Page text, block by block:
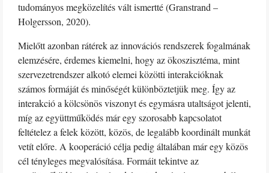
tudományos megközelítés vált ismertté (Granstrand –
Holgersson, 2020).
Mielőtt azonban rátérek az innovációs rendszerek fogalmának
elemzésére, érdemes kiemelni, hogy az ökoszisztéma, mint
szervezetrendszer alkotó elemei közötti interakcióknak
számos formáját és minőségét különböztetjük meg. Így az
interakció a kölcsönös viszonyt és egymásra utaltságot jelenti,
míg az együttműködés már egy szorosabb kapcsolatot
feltételez a felek között, közös, de legalább koordinált munkát
vetít előre. A kooperáció célja pedig általában már egy közös
cél tényleges megvalósítása. Formáit tekintve az